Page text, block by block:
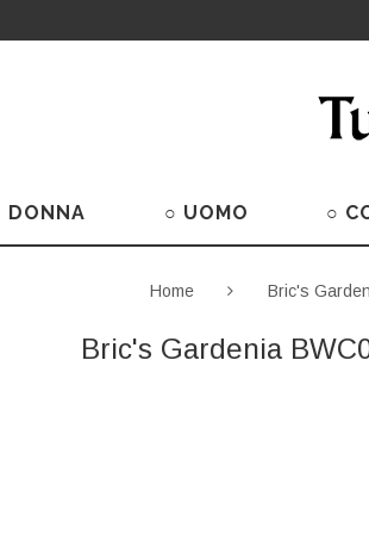
DONNA ○ UOMO ○
Home Bric's
Bric's Gardenia